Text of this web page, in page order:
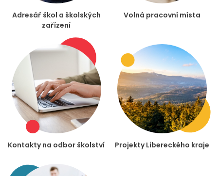
Adresář škol a školských
zařízení
Volná pracovní místa
Kontakty na odbor školství Projekty Libereckého kraje